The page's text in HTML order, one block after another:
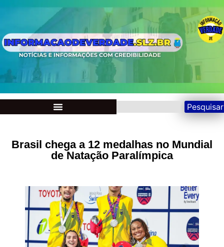
Pesquisar
Brasil chega a 12 medalhas no Mundial
de Natação Paralímpica